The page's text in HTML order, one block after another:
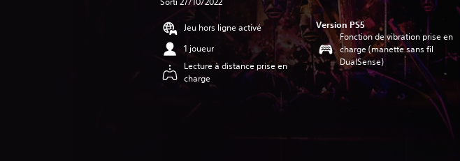
Jeu hors ligne activé
1 joueur
Lecture à distance prise en
charge
Version PS5
Fonction de vibration prise en
charge (manette sans fil
DualSense)